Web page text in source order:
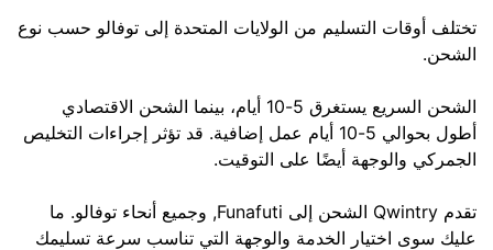
تختلف أوقات التسليم من الولايات المتحدة إلى توفالو حسب نوع
الشحن.
الشحن السريع يستغرق 5-10 أيام، بينما الشحن الاقتصادي
أطول بحوالي 5-10 أيام عمل إضافية. قد تؤثر إجراءات التخليص
الجمركي والوجهة أيضًا على التوقيت.
تقدم Qwintry الشحن إلى Funafuti, وجميع أنحاء توفالو. ما
عليك سوى اختيار الخدمة والوجهة التي تناسب سرعة تسليمك